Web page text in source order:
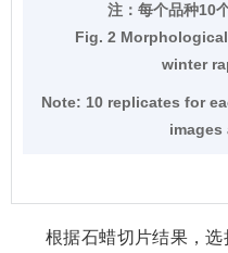
注： 每个品种10
Fig. 2
winter
Note: 10 replicates for
images
根据石蜡切片结果，